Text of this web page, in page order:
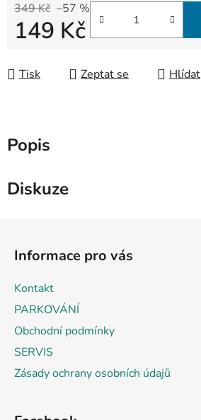
349 Kč –57 %
149 Kč
Tisk Zeptat se Hlídat
Popis
Diskuze
Informace pro vás
Kontakt
PARKOVÁNÍ
Obchodní podmínky
SERVIS
Zásady ochrany osobních údajů